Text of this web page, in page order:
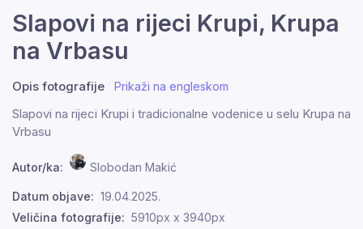
Slapovi na rijeci Krupi, Krupa
na Vrbasu
Opis fotografije Prikaži na engleskom
Slapovi na rijeci Krupi i tradicionalne vodenice u selu Krupa na
Vrbasu
Autor/ka: Slobodan Makić
Datum objave: 19.04.2025.
Veličina fotografije: 5910px x 3940px